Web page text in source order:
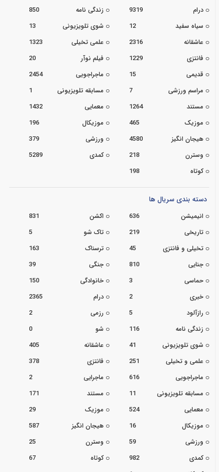
درام
9319 زندگی نامه
850
سیاه سفید
12 شوی تلویزیونی
13
عاشقانه
2316 علمی تخیلی
1323
فانتزی
1229 فیلم نوآر
20
قدیمی
15 ماجراجویی
2454
مراسم ورزشی
7 مسابقه تلویزیونی
1
مستند
1264 معمایی
1432
موزیک
465 موزیکال
196
هیجان انگیز
4580 ورزشی
379
وسترن
218 کمدی
5289
کوتاه
198
دسته بندی سریال ها
انیمیشن 636 اکشن
831
تاریخی
219 تاک شو
5
تخیلی و فانتزی
45 ترسناک
163
جنایی
810 جنگی
39
حماسی
3 خانوادگی
150
خبری
2 درام
2365
رازآلود
5 رزمی
2
زندگی نامه
116 شو
0
شوی تلویزیونی
41 عاشقانه
405
علمی و تخیلی
251 فانتزی
378
ماجراجویی
616 ماجرایی
2
مسابقه تلویزیونی
11 مستند
171
معمایی
524 موزیک
29
موزیکال
16 هیجان انگیز
587
ورزشی
59 وسترن
25
کمدی
982 کوتاه
67